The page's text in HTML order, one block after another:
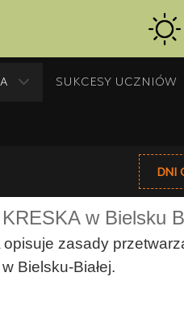
SUKCESY UCZNIÓW
DNI
w Bielsku
zasady
Bielsku-Białej.